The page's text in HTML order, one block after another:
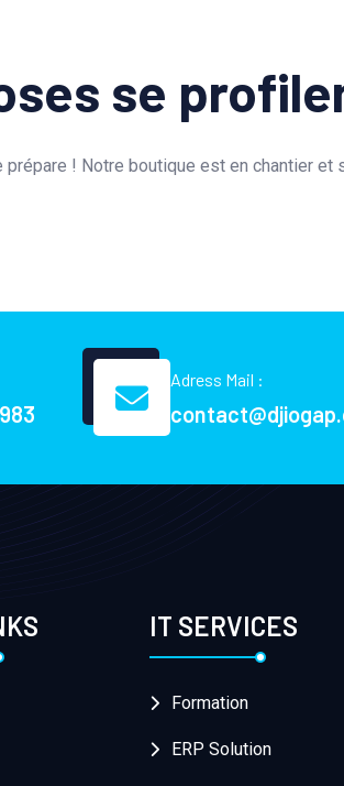
se
prépare ! Notre boutique est en chantier et
Adress Mail :
IT SERVICES
Formation
ERP Solution